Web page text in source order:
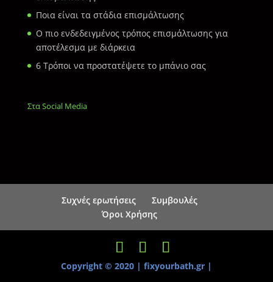
Ποια είναι τα στάδια επισμάλτωσης
Ο πιο ενδεδειγμένος τρόπος επισμάλτωσης για
αποτέλεσμα με διάρκεια
6 Τρόποι να προστατέψετε το μπάνιο σας
Στα Social Media
Συχνές ερωτήσεις
Συμβουλές
Όροι Χρήσης
Copyright © 2020 | fixyourbath.gr |